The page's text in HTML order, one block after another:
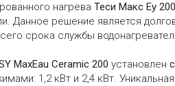
нагрева Теси Макс Еу 200
Данное решение является
срока службы
MaxEau Ceramic 200установлен
1,2 кВт и 2,4 кВт.